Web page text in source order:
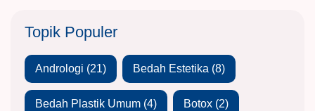
Topik Populer
Andrologi (21) Bedah Estetika (8)
Bedah Plastik Umum (4) Botox (2)